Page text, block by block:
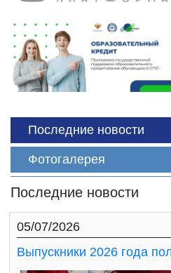
Последние новости
Фотогалерея
Последние новости
05/07/2026
Выпускники 2026 года